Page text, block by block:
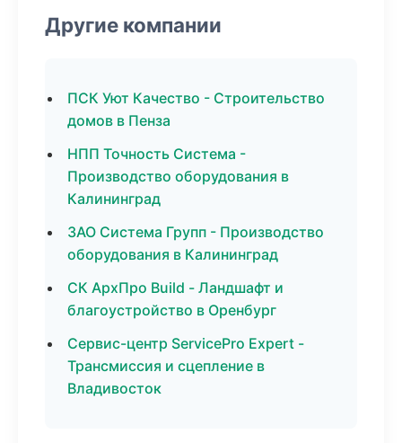
Другие компании
ПСК Уют Качество - Строительство
домов в Пенза
НПП Точность Система -
Производство оборудования в
Калининград
ЗАО Система Групп - Производство
оборудования в Калининград
СК АрхПро Build - Ландшафт и
благоустройство в Оренбург
Сервис-центр ServicePro Expert -
Трансмиссия и сцепление в
Владивосток